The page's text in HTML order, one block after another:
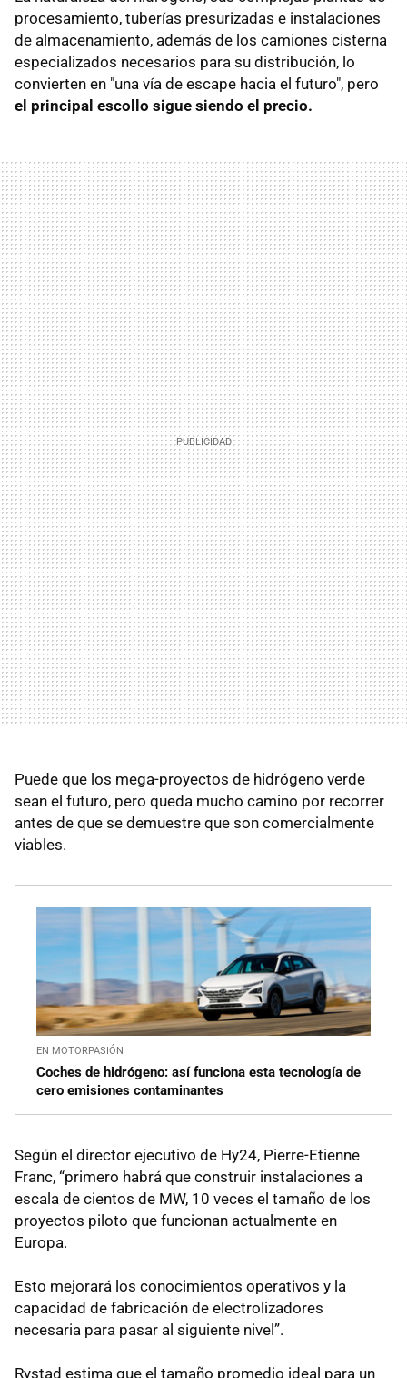
procesamiento, tuberías presurizadas e instalaciones
de almacenamiento, además de los camiones cisterna
especializados necesarios para su distribución, lo
convierten en "una vía de escape hacia el futuro", pero
el principal escollo sigue siendo el precio.
Puede que los mega-proyectos de hidrógeno verde
sean el futuro, pero queda mucho camino por recorrer
antes de que se demuestre que son comercialmente
viables.
EN MOTORPASIÓN
Coches de hidrógeno: así funciona esta tecnología de
cero emisiones contaminantes
Según el director ejecutivo de Hy24, Pierre-Etienne
Franc, “primero habrá que construir instalaciones a
escala de cientos de MW, 10 veces el tamaño de los
proyectos piloto que funcionan actualmente en
Europa.
Esto mejorará los conocimientos operativos y la
capacidad de fabricación de electrolizadores
necesaria para pasar al siguiente nivel”.
Rystad estima que el tamaño promedio ideal para un